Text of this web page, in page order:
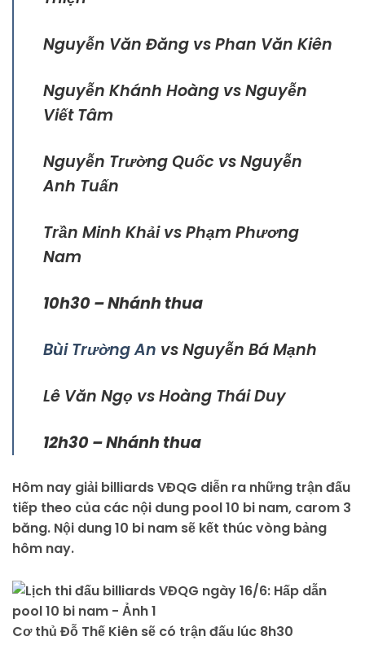
Nguyễn Văn Đăng vs Phan Văn Kiên
Nguyễn Khánh Hoàng vs Nguyễn
Viết Tâm
Nguyễn Trường Quốc vs Nguyễn
Anh Tuấn
Trần Minh Khải vs Phạm Phương
Nam
10h30 – Nhánh thua
Bùi Trường An vs Nguyễn Bá Mạnh
Lê Văn Ngọ vs Hoàng Thái Duy
12h30 – Nhánh thua
Hôm nay giải billiards VĐQG diễn ra những trận đấu
tiếp theo của các nội dung pool 10 bi nam, carom 3
băng. Nội dung 10 bi nam sẽ kết thúc vòng bảng
hôm nay.
Cơ thủ Đỗ Thế Kiên sẽ có trận đấu lúc 8h30